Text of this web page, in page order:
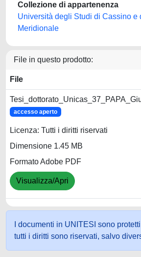
Collezione di appartenenza
Università degli Studi di Cassino e
Meridionale
File in questo prodotto:
File
accesso aperto
Licenza: Tutti i diritti riservati
Dimensione 1.45 MB
Formato Adobe PDF
Visualizza/Apri
I documenti in UNITESI sono
tutti i diritti sono riservati, salvo